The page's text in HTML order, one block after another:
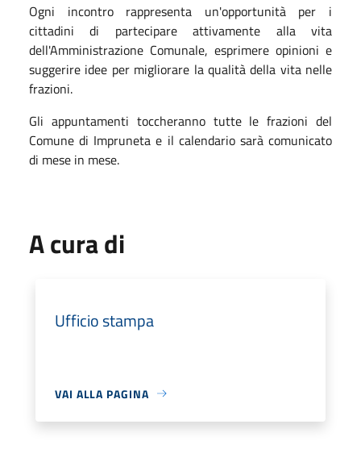
Ogni incontro rappresenta un'opportunità per i
cittadini di partecipare attivamente alla vita
dell'Amministrazione Comunale, esprimere opinioni e
suggerire idee per migliorare la qualità della vita nelle
frazioni.
Gli appuntamenti toccheranno tutte le frazioni del
Comune di Impruneta e il calendario sarà comunicato
di mese in mese.
A cura di
Ufficio stampa
VAI ALLA PAGINA